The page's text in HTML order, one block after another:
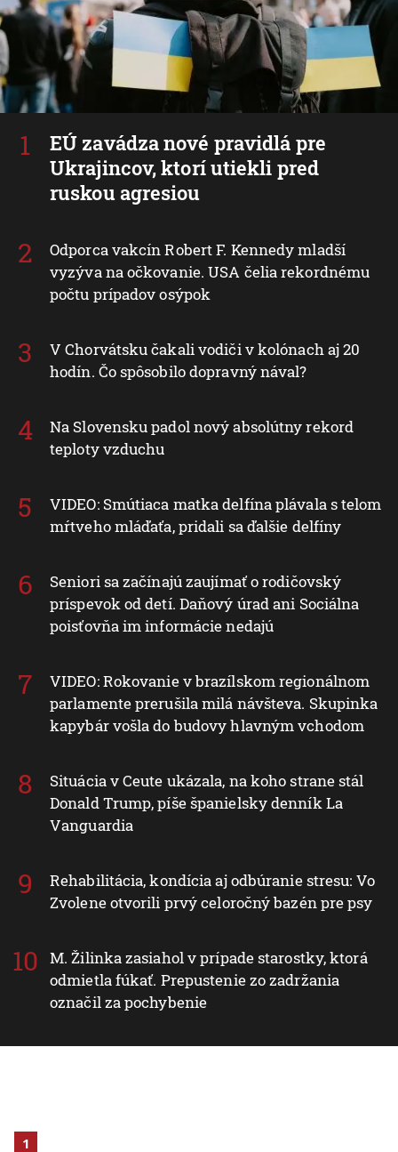
EÚ zavádza nové pravidlá pre
Ukrajincov, ktorí utiekli pred
ruskou agresiou
Odporca vakcín Robert F. Kennedy mladší
vyzýva na očkovanie. USA čelia rekordnému
počtu prípadov osýpok
V Chorvátsku čakali vodiči v kolónach aj 20
hodín. Čo spôsobilo dopravný nával?
Na Slovensku padol nový absolútny rekord
teploty vzduchu
VIDEO: Smútiaca matka delfína plávala s telom
mŕtveho mláďaťa, pridali sa ďalšie delfíny
Seniori sa začínajú zaujímať o rodičovský
príspevok od detí. Daňový úrad ani Sociálna
poisťovňa im informácie nedajú
VIDEO: Rokovanie v brazílskom regionálnom
parlamente prerušila milá návšteva. Skupinka
kapybár vošla do budovy hlavným vchodom
Situácia v Ceute ukázala, na koho strane stál
Donald Trump, píše španielsky denník La
Vanguardia
Rehabilitácia, kondícia aj odbúranie stresu: Vo
Zvolene otvorili prvý celoročný bazén pre psy
M. Žilinka zasiahol v prípade starostky, ktorá
odmietla fúkať. Prepustenie zo zadržania
označil za pochybenie
1